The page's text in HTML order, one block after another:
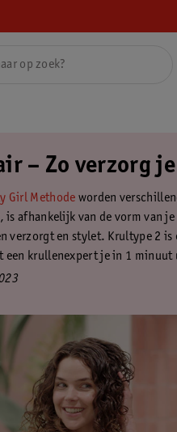
– Zo verzorg
Girl Methode worden
is afhankelijk van de vorm van
verzorgt en stylet. Krultype 2
een krullenexpert je in 1